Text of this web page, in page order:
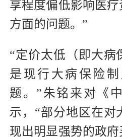
享程度偏低影响医
方面的问题。”
“定价太低（即大病
是现行大病保险
题。”朱铭来对《
示，“部分地区在对
现出明显强势的政